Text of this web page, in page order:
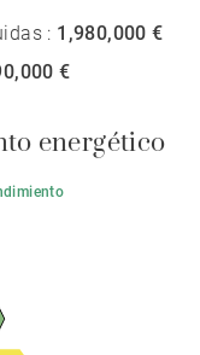
: 1,980,000 €
€
energético